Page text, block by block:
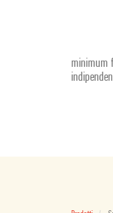
minimum